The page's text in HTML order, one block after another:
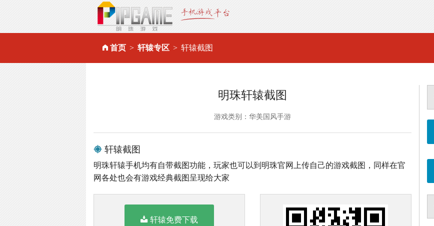
首页 轩辕专区 轩辕截图
明珠轩辕截图
游戏类别：华美国风手游
轩辕截图
明珠轩辕手机均有自带截图功能，玩家也可以到明珠官网上传自己的游戏截图，同样在官
网各处也会有游戏经典截图呈现给大家
轩辕免费下载